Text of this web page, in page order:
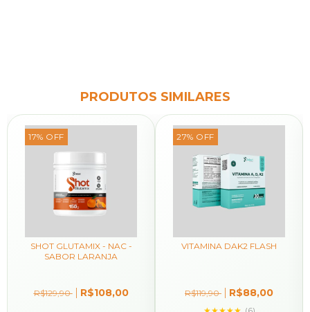
PRODUTOS SIMILARES
17% OFF
SHOT GLUTAMIX - NAC -
SABOR LARANJA
R$129,90 R$108,00
27% OFF
VITAMINA DAK2 FLASH
R$119,90 R$88,00